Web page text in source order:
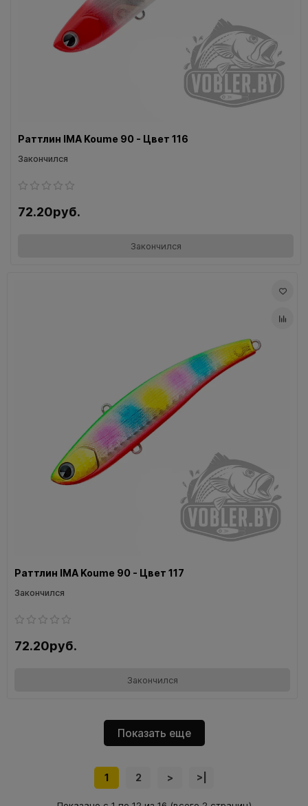
Раттлин IMA Koume 90 - Цвет 116
Закончился
72.20руб.
Закончился
Раттлин IMA Koume 90 - Цвет 117
Закончился
72.20руб.
Закончился
Показать еще
1 2 > >|